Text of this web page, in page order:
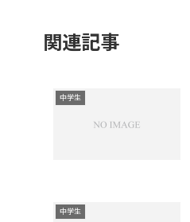
関連記事
中学生
中学生